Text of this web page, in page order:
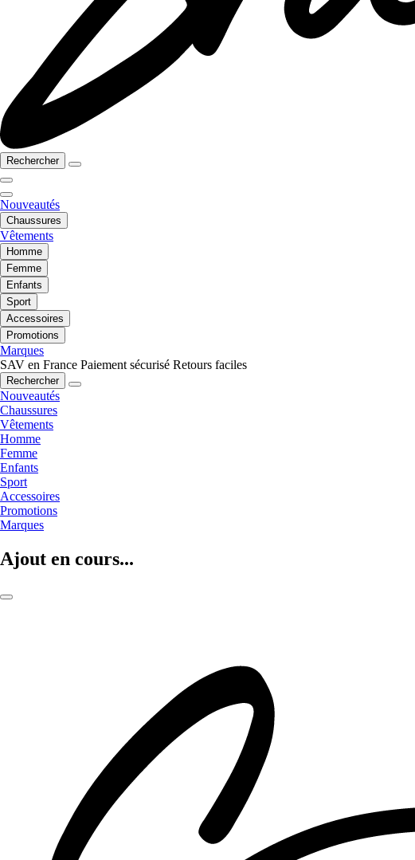
Rechercher
Nouveautés
Chaussures
Vêtements
Homme
Femme
Enfants
Sport
Accessoires
Promotions
Marques
SAV en France Paiement sécurisé Retours faciles
Rechercher
Nouveautés
Chaussures
Vêtements
Homme
Femme
Enfants
Sport
Accessoires
Promotions
Marques
Ajout en cours...